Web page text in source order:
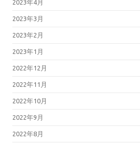
2023年4月
2023年3月
2023年2月
2023年1月
2022年12月
2022年11月
2022年10月
2022年9月
2022年8月